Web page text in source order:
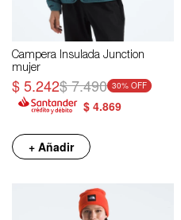
Campera Insulada Junction
mujer
$5.242$7.490 30
$ 4.869
+ Añadir